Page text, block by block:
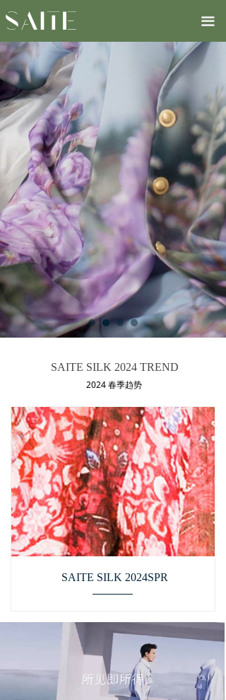
끀
ꀇ 首页
ꀅ 走进赛特
ꀂ 企业概况
ꀂ 企业荣誉
企业文化
合作伙伴
ꁕ 新闻资讯
ꀅ 新品·趋势
ꀂ 最新产品
ꀂ Spring 2024
ꀂ Fall 2023
生产中心
ꀂ 工厂
ꀂ 设计研发
ꁕ 教育合作
ꀅ 品牌发展
ꀂ 赛可艾 Sky Garden
ꁕ 联系我们
SAITE SILK 2024 TREND
2024 春季趋势
SAITE SILK 2024SPR